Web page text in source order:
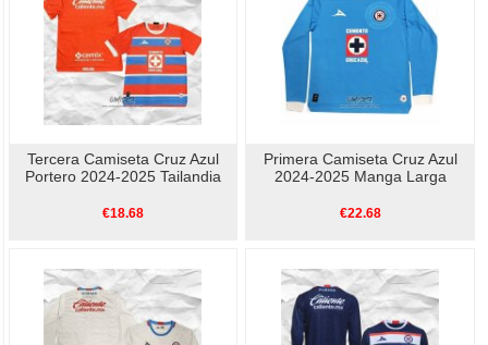
Tercera Camiseta Cruz Azul
Portero 2024-2025 Tailandia
€18.68
Primera Camiseta Cruz Azul
2024-2025 Manga Larga
€22.68